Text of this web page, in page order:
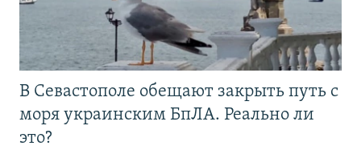
В Севастополе обещают закрыть путь с
моря украинским БпЛА. Реально ли
это?